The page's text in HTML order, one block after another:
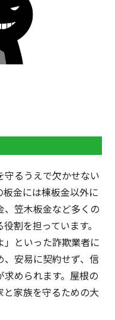
るうえで欠かせない
金には棟板金以外に
、笠木板金など多くの
割を担っています。
といった詐欺業者に
、安易に契約せず、信
められます。屋根の
家族を守るための大